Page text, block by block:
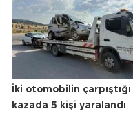
İki otomobilin çarpıştığı
kazada 5 kişi yaralandı